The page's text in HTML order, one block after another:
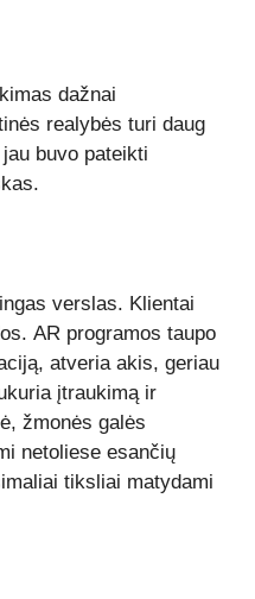
dažnai
realybės turi daug
buvo pateikti
verslas. Klientai
AR programos taupo
atveria akis, geriau
įtraukimą ir
žmonės galės
netoliese esančių
tiksliai matydami